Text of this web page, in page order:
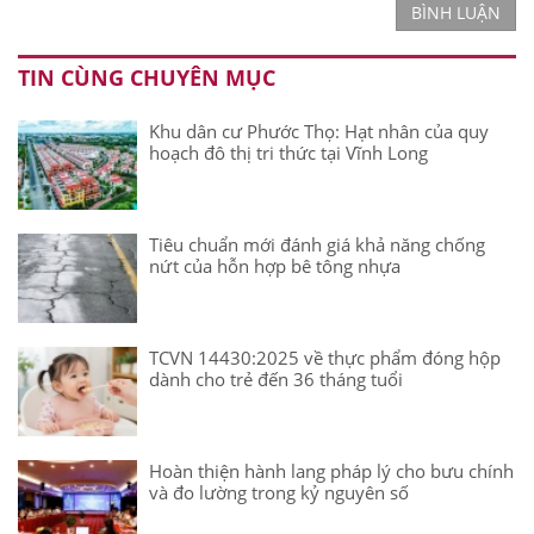
BÌNH LUẬN
TIN CÙNG CHUYÊN MỤC
Khu dân cư Phước Thọ: Hạt nhân của quy
hoạch đô thị tri thức tại Vĩnh Long
Tiêu chuẩn mới đánh giá khả năng chống
nứt của hỗn hợp bê tông nhựa
TCVN 14430:2025 về thực phẩm đóng hộp
dành cho trẻ đến 36 tháng tuổi
Hoàn thiện hành lang pháp lý cho bưu chính
và đo lường trong kỷ nguyên số